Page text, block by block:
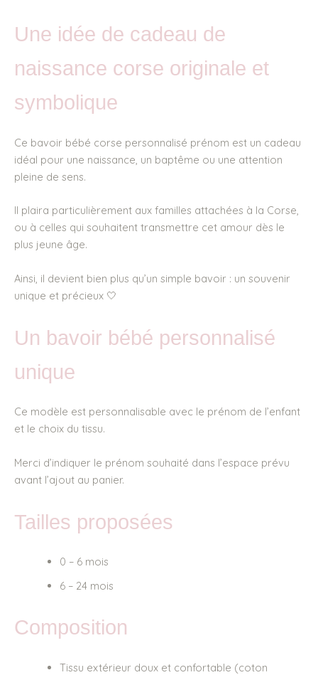
Une idée de cadeau de
naissance corse originale et
symbolique
Ce bavoir bébé corse personnalisé prénom est un cadeau
idéal pour une naissance, un baptême ou une attention
pleine de sens.
Il plaira particulièrement aux familles attachées à la Corse,
ou à celles qui souhaitent transmettre cet amour dès le
plus jeune âge.
Ainsi, il devient bien plus qu’un simple bavoir : un souvenir
unique et précieux 🤍
Un bavoir bébé personnalisé
unique
Ce modèle est personnalisable avec le prénom de l’enfant
et le choix du tissu.
Merci d’indiquer le prénom souhaité dans l’espace prévu
avant l’ajout au panier.
Tailles proposées
0 – 6 mois
6 – 24 mois
Composition
Tissu extérieur doux et confortable (coton